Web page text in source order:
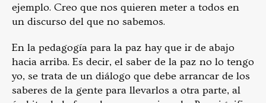
ejemplo. Creo que nos quieren meter a todos en
un discurso del que no sabemos.
En la pedagogía para la paz hay que ir de abajo
hacia arriba. Es decir, el saber de la paz no lo tengo
yo, se trata de un diálogo que debe arrancar de los
saberes de la gente para llevarlos a otra parte, al